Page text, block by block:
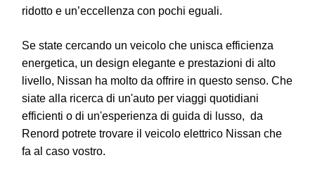
ridotto e un’eccellenza con pochi eguali.
Se state cercando un veicolo che unisca efficienza
energetica, un design elegante e prestazioni di alto
livello, Nissan ha molto da offrire in questo senso. Che
siate alla ricerca di un'auto per viaggi quotidiani
efficienti o di un'esperienza di guida di lusso, da
Renord potrete trovare il veicolo elettrico Nissan che
fa al caso vostro.